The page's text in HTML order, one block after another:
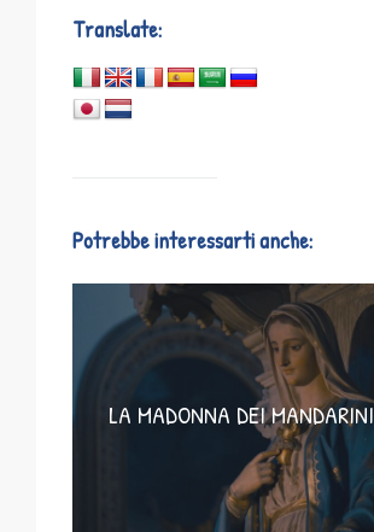
Translate:
Potrebbe interessarti anche:
LA MADONNA DEI MANDARINI